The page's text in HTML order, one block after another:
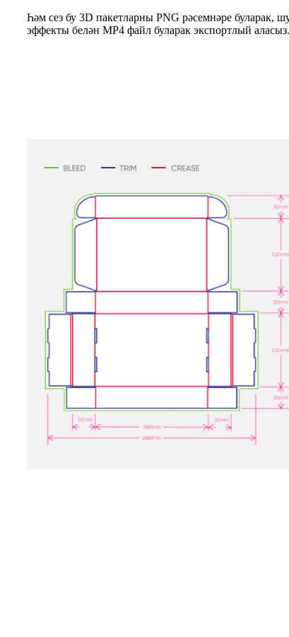
Һәм сез бу 3D пакетларны PNG рәсемнәре буларак,
эффекты белән MP4 файл буларак экспортлый аласыз.